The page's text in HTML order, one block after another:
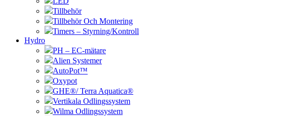
Tillbehör
Tillbehör Och Montering
Timers – Styrning/Kontroll
Hydro
PH – EC-mätare
Alien Systemer
AutoPot™
Oxypot
GHE®/ Terra Aquatica®
Vertikala Odlingssystem
Wilma Odlingssystem